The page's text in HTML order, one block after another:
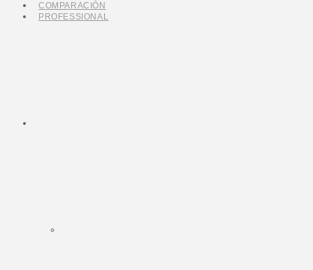
COMPARACIÓN
PROFESSIONAL